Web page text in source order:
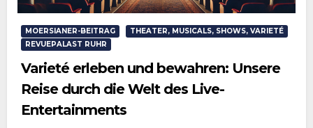
MOERSIANER-BEITRAG
THEATER, MUSICALS, SHOWS, VARIETÉ
REVUEPALAST RUHR
Varieté erleben und bewahren: Unsere
Reise durch die Welt des Live-
Entertainments